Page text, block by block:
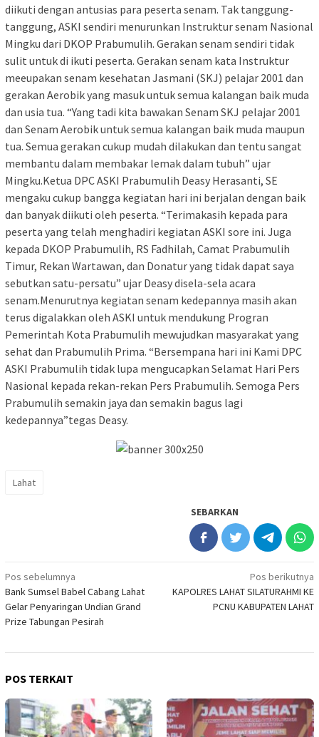
diikuti dengan antusias para peserta senam. Tak tanggung-
tanggung, ASKI sendiri menurunkan Instruktur senam Nasional
Mingku dari DKOP Prabumulih. Gerakan senam sendiri tidak
sulit untuk di ikuti peserta. Gerakan senam kata Instruktur
meeupakan senam kesehatan Jasmani (SKJ) pelajar 2001 dan
gerakan Aerobik yang masuk untuk semua kalangan baik muda
dan usia tua. “Yang tadi kita bawakan Senam SKJ pelajar 2001
dan Senam Aerobik untuk semua kalangan baik muda maupun
tua. Semua gerakan cukup mudah dilakukan dan tentu sangat
membantu dalam membakar lemak dalam tubuh” ujar
Mingku.Ketua DPC ASKI Prabumulih Deasy Herasanti, SE
mengaku cukup bangga kegiatan hari ini berjalan dengan baik
dan banyak diikuti oleh peserta. “Terimakasih kepada para
peserta yang telah menghadiri kegiatan ASKI sore ini. Juga
kepada DKOP Prabumulih, RS Fadhilah, Camat Prabumulih
Timur, Rekan Wartawan, dan Donatur yang tidak dapat saya
sebutkan satu-persatu” ujar Deasy disela-sela acara
senam.Menurutnya kegiatan senam kedepannya masih akan
terus digalakkan oleh ASKI untuk mendukung Progran
Pemerintah Kota Prabumulih mewujudkan masyarakat yang
sehat dan Prabumulih Prima. “Bersempana hari ini Kami DPC
ASKI Prabumulih tidak lupa mengucapkan Selamat Hari Pers
Nasional kepada rekan-rekan Pers Prabumulih. Semoga Pers
Prabumulih semakin jaya dan semakin bagus lagi
kedepannya”tegas Deasy.
Lahat
SEBARKAN
Navigasi
pos
Pos sebelumnya
Bank Sumsel Babel Cabang Lahat
Gelar Penyaringan Undian Grand
Prize Tabungan Pesirah
Pos berikutnya
KAPOLRES LAHAT SILATURAHMI KE
PCNU KABUPATEN LAHAT
POS TERKAIT